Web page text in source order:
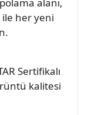
ile her yeni
Sertifikalı
kalitesi